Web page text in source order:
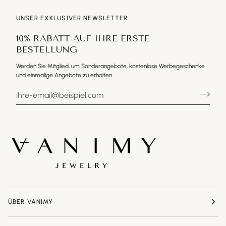
UNSER EXKLUSIVER NEWSLETTER
10% RABATT AUF IHRE ERSTE
BESTELLUNG
Werden Sie Mitglied, um Sonderangebote, kostenlose Werbegeschenke
und einmalige Angebote zu erhalten.
ÜBER VANIMY